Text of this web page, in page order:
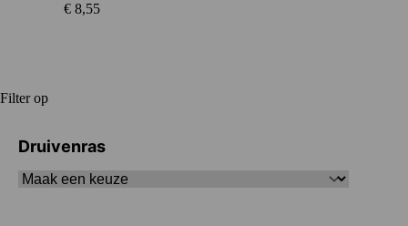
€ 8,55
Filter op
Druivenras